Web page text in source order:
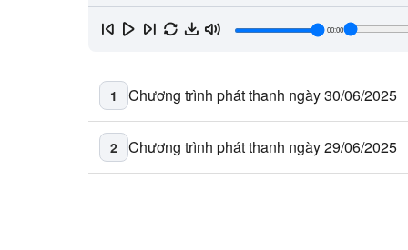
00:00
1 Chương trình phát thanh ngày 30/06/2025
2 Chương trình phát thanh ngày 29/06/2025